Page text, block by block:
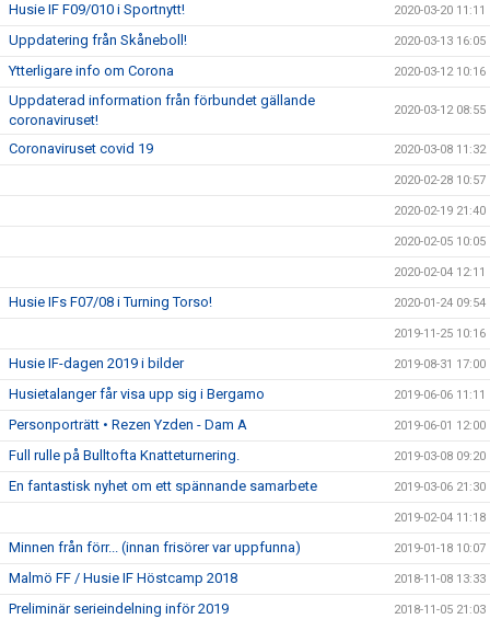
Husie IF F09/010 i Sportnytt! 2020-03-20 11:11
Uppdatering från Skåneboll! 2020-03-13 16:05
Ytterligare info om Corona 2020-03-12 10:16
Uppdaterad information från förbundet gällande
coronaviruset!
2020-03-12 08:55
Coronaviruset covid 19 2020-03-08 11:32
2020-02-28 10:57
2020-02-19 21:40
2020-02-05 10:05
2020-02-04 12:11
Husie IFs F07/08 i Turning Torso! 2020-01-24 09:54
2019-11-25 10:16
Husie IF-dagen 2019 i bilder 2019-08-31 17:00
Husietalanger får visa upp sig i Bergamo 2019-06-06 11:11
Personporträtt • Rezen Yzden - Dam A 2019-06-01 12:00
Full rulle på Bulltofta Knatteturnering. 2019-03-08 09:20
En fantastisk nyhet om ett spännande samarbete 2019-03-06 21:30
2019-02-04 11:18
Minnen från förr... (innan frisörer var uppfunna) 2019-01-18 10:07
Malmö FF / Husie IF Höstcamp 2018 2018-11-08 13:33
Preliminär serieindelning inför 2019 2018-11-05 21:03